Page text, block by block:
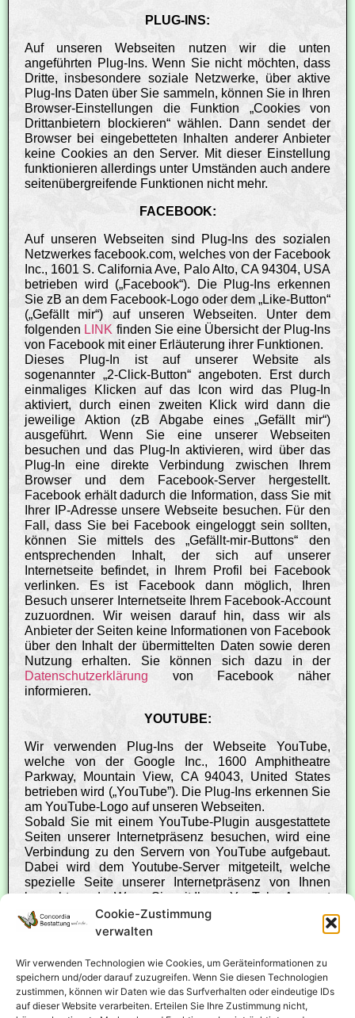
Cookie-Zustimmung
verwalten
Wir verwenden Technologien wie Cookies, um Geräteinformationen zu
speichern und/oder darauf zuzugreifen. Wenn Sie diesen Technologien
zustimmen, können wir Daten wie das Surfverhalten oder eindeutige IDs
auf dieser Website verarbeiten. Erteilen Sie Ihre Zustimmung nicht,
PLUG-INS:
Auf unseren Webseiten nutzen wir die unten
angeführten Plug-Ins. Wenn Sie nicht möchten, dass
Dritte, insbesondere soziale Netzwerke, über aktive
Plug-Ins Daten über Sie sammeln, können Sie in Ihren
Browser-Einstellungen die Funktion „Cookies von
Drittanbietern blockieren“ wählen. Dann sendet der
Browser bei eingebetteten Inhalten anderer Anbieter
keine Cookies an den Server. Mit dieser Einstellung
funktionieren allerdings unter Umständen auch andere
seitenübergreifende Funktionen nicht mehr.
FACEBOOK:
Auf unseren Webseiten sind Plug-Ins des sozialen
Netzwerkes facebook.com, welches von der Facebook
Inc., 1601 S. California Ave, Palo Alto, CA 94304, USA
betrieben wird („Facebook“). Die Plug-Ins erkennen
Sie zB an dem Facebook-Logo oder dem „Like-Button“
(„Gefällt mir“) auf unseren Webseiten. Unter dem
folgenden LINK finden Sie eine Übersicht der Plug-Ins
von Facebook mit einer Erläuterung ihrer Funktionen.
Dieses Plug-In ist auf unserer Website als
sogenannter „2-Click-Button“ angeboten. Erst durch
einmaliges Klicken auf das Icon wird das Plug-In
aktiviert, durch einen zweiten Klick wird dann die
jeweilige Aktion (zB Abgabe eines „Gefällt mir“)
ausgeführt. Wenn Sie eine unserer Webseiten
besuchen und das Plug-In aktivieren, wird über das
Plug-In eine direkte Verbindung zwischen Ihrem
Browser und dem Facebook-Server hergestellt.
Facebook erhält dadurch die Information, dass Sie mit
Ihrer IP-Adresse unsere Webseite besuchen. Für den
Fall, dass Sie bei Facebook eingeloggt sein sollten,
können Sie mittels des „Gefällt-mir-Buttons“ den
entsprechenden Inhalt, der sich auf unserer
Internetseite befindet, in Ihrem Profil bei Facebook
verlinken. Es ist Facebook dann möglich, Ihren
Besuch unserer Internetseite Ihrem Facebook-Account
zuzuordnen. Wir weisen darauf hin, dass wir als
Anbieter der Seiten keine Informationen von Facebook
über den Inhalt der übermittelten Daten sowie deren
Nutzung erhalten. Sie können sich dazu in der
Datenschutzerklärung von Facebook näher
informieren.
YOUTUBE:
Wir verwenden Plug-Ins der Webseite YouTube,
welche von der Google Inc., 1600 Amphitheatre
Parkway, Mountain View, CA 94043, United States
betrieben wird („YouTube”). Die Plug-Ins erkennen Sie
am YouTube-Logo auf unseren Webseiten.
Sobald Sie mit einem YouTube-Plugin ausgestattete
Seiten unserer Internetpräsenz besuchen, wird eine
Verbindung zu den Servern von YouTube aufgebaut.
Dabei wird dem Youtube-Server mitgeteilt, welche
spezielle Seite unserer Internetpräsenz von Ihnen
besucht wurde. Wenn Sie mit Ihrem YouTube-Account
eingeloggt sind, ermöglichen Sie es YouTube, Ihr
Surfverhalten direkt Ihrem persönlichen Profil
sich vorher aus Ihrem YouTube-Account ausloggen.
Hier die Datenschutzerklärungvon Youtube.
RECHTSGRUNDLAGE: